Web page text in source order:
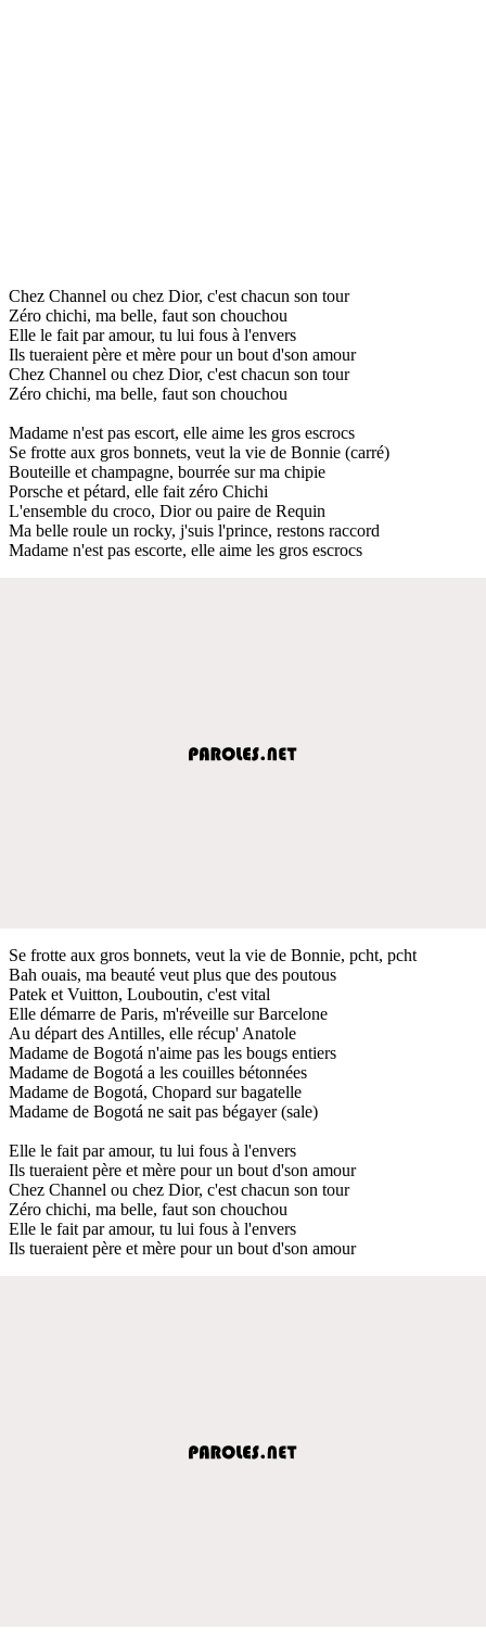
Chez Channel ou chez Dior, c'est chacun son tour
Zéro chichi, ma belle, faut son chouchou
Elle le fait par amour, tu lui fous à l'envers
Ils tueraient père et mère pour un bout d'son amour
Chez Channel ou chez Dior, c'est chacun son tour
Zéro chichi, ma belle, faut son chouchou
Madame n'est pas escort, elle aime les gros escrocs
Se frotte aux gros bonnets, veut la vie de Bonnie (carré)
Bouteille et champagne, bourrée sur ma chipie
Porsche et pétard, elle fait zéro Chichi
L'ensemble du croco, Dior ou paire de Requin
Ma belle roule un rocky, j'suis l'prince, restons raccord
Madame n'est pas escorte, elle aime les gros escrocs
Se frotte aux gros bonnets, veut la vie de Bonnie, pcht, pcht
Bah ouais, ma beauté veut plus que des poutous
Patek et Vuitton, Louboutin, c'est vital
Elle démarre de Paris, m'réveille sur Barcelone
Au départ des Antilles, elle récup' Anatole
Madame de Bogotá n'aime pas les bougs entiers
Madame de Bogotá a les couilles bétonnées
Madame de Bogotá, Chopard sur bagatelle
Madame de Bogotá ne sait pas bégayer (sale)
Elle le fait par amour, tu lui fous à l'envers
Ils tueraient père et mère pour un bout d'son amour
Chez Channel ou chez Dior, c'est chacun son tour
Zéro chichi, ma belle, faut son chouchou
Elle le fait par amour, tu lui fous à l'envers
Ils tueraient père et mère pour un bout d'son amour